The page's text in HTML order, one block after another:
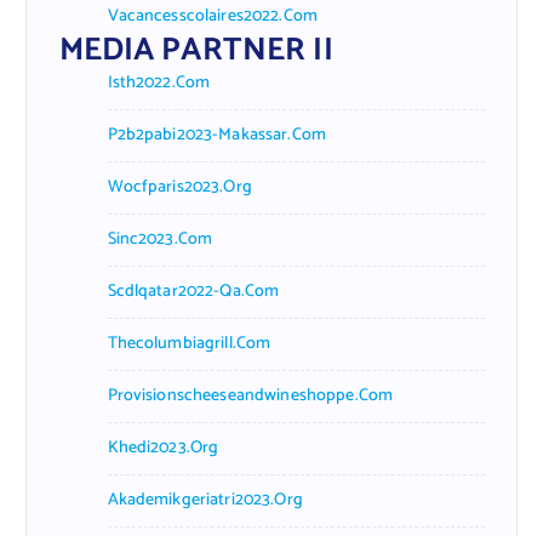
Vacancesscolaires2022.com
MEDIA PARTNER II
Isth2022.com
P2b2pabi2023-Makassar.com
Wocfparis2023.org
Sinc2023.com
Scdlqatar2022-Qa.com
Thecolumbiagrill.com
Provisionscheeseandwineshoppe.com
Khedi2023.org
Akademikgeriatri2023.org